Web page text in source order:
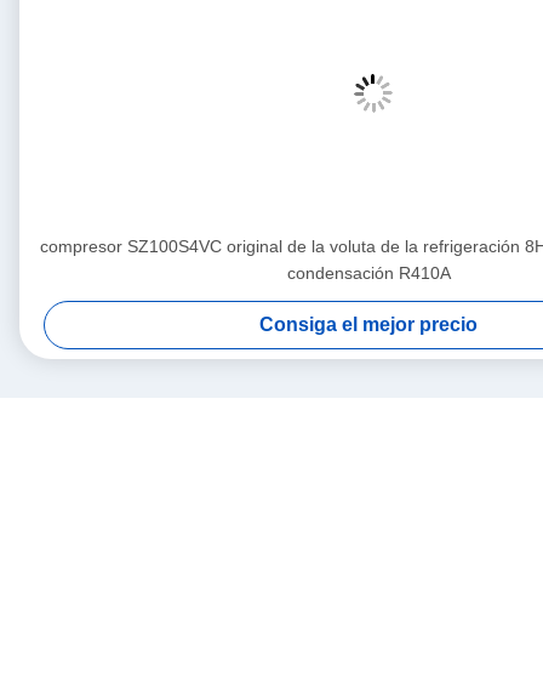
compresor SZ100S4VC original de la voluta de la refrigeración
condensación R410A
Consiga el mejor precio